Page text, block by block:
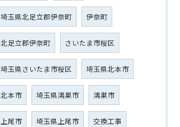
埼玉県北足立郡伊奈町 伊奈町
北足立郡伊奈町 さいたま市桜区
埼玉県さいたま市桜区 埼玉県北本市
北本市 埼玉県鴻巣市 鴻巣市
上尾市 埼玉県上尾市 交換工事